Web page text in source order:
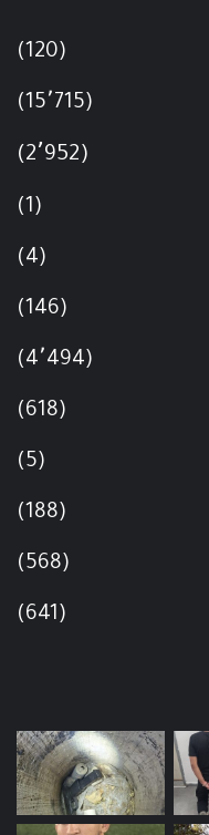
(120)
(15٬715)
(2٬952)
(1)
(4)
(146)
(4٬494)
(618)
(5)
(188)
(568)
(641)